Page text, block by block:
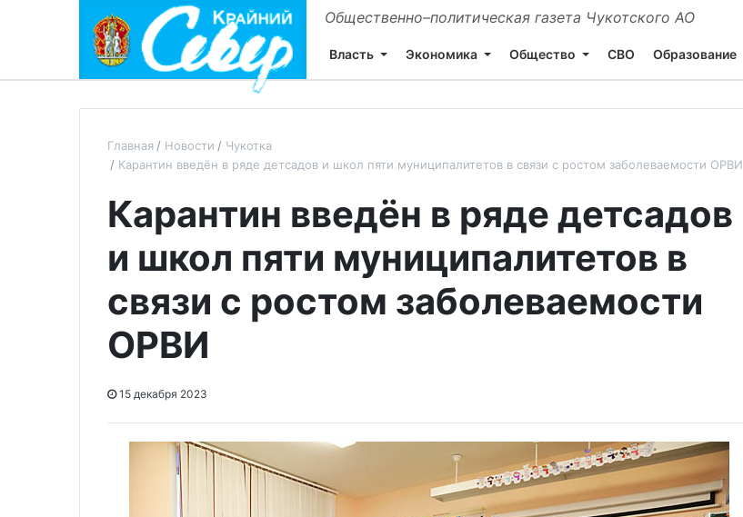
Общественно–политическая газета Чукотского АО
Власть Экономика Общество СВО Образование
Главная Новости
Чукотка
Карантин введён в ряде детсадов и школ пяти муниципалитетов в связи с ростом заболеваемости ОРВИ
Карантин введён в ряде детсадов
и школ пяти муниципалитетов в
связи с ростом заболеваемости
ОРВИ
15 декабря 2023